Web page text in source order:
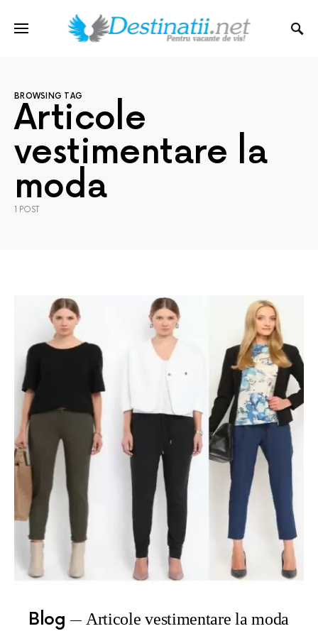
BROWSING TAG
Articole
vestimentare la
moda
1 POST
Blog Articole vestimentare la moda